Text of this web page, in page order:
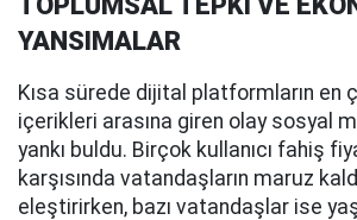
YANSIMALAR
Kısa sürede dijital platformların en
içerikleri arasına giren olay sosyal
yankı buldu. Birçok kullanıcı fahiş
karşısında vatandaşların maruz
eleştirirken, bazı vatandaşlar ise